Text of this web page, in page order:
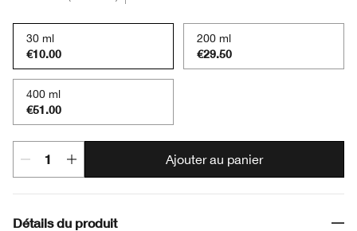
30 ml
€10.00
200 ml
€29.50
400 ml
€51.00
Ajouter au panier
Détails du produit